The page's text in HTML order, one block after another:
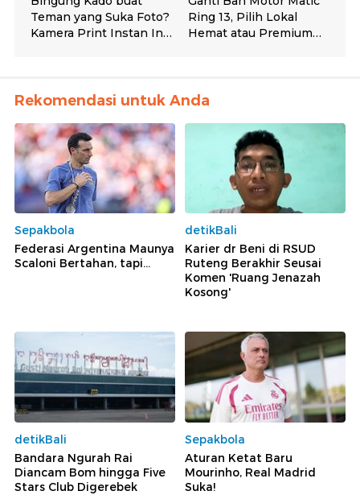
Rekomendasi untuk Anda
Sepakbola
Federasi Argentina Maunya
Scaloni Bertahan, tapi...
detikBali
Karier dr Beni di RSUD
Ruteng Berakhir Seusai
Komen 'Ruang Jenazah
Kosong'
detikBali
Bandara Ngurah Rai
Diancam Bom hingga Five
Stars Club Digerebek
Sepakbola
Aturan Ketat Baru
Mourinho, Real Madrid
Suka!